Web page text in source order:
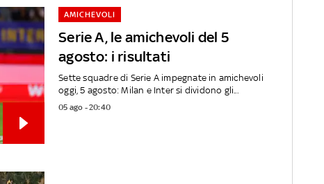
Serie A, le amichevoli del 5
agosto: i risultati
AMICHEVOLI
Sette squadre di Serie A impegnate in amichevoli
oggi, 5 agosto: Milan e Inter si dividono gli...
05 ago - 20:40